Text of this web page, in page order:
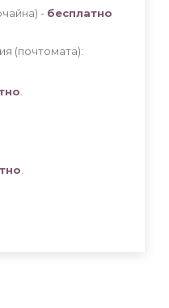
- бесплатно
(почтомата):